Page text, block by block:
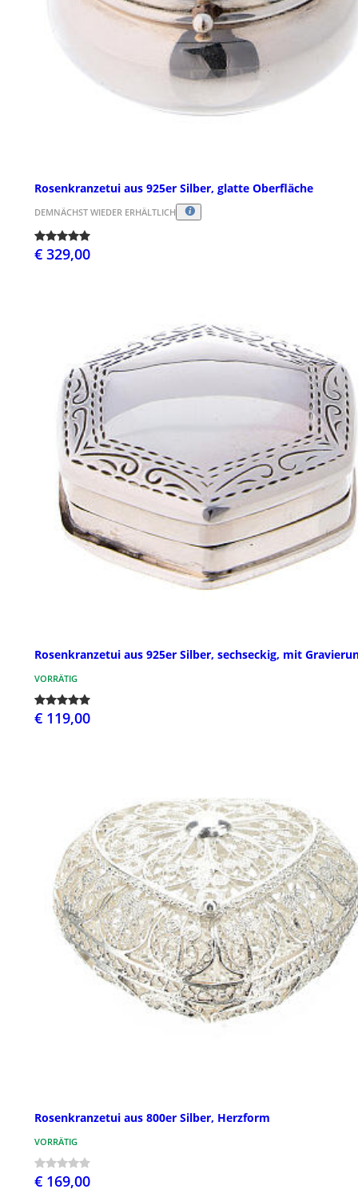
Rosenkranzetui aus 925er Silber, glatte Oberfläche
DEMNÄCHST WIEDER ERHÄLTLICH
€ 329,00
Rosenkranzetui aus 925er Silber, sechseckig, mit
VORRÄTIG
€ 119,00
Rosenkranzetui aus 800er Silber, Herzform
VORRÄTIG
€ 169,00